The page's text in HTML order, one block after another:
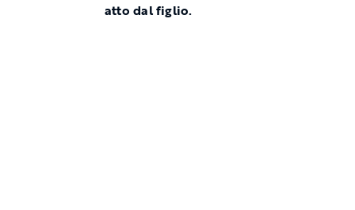
atto dal figlio.